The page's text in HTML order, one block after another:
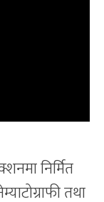
निर्मित
तथा